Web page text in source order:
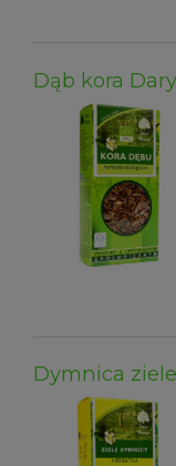
Dąb kora
Dymnica